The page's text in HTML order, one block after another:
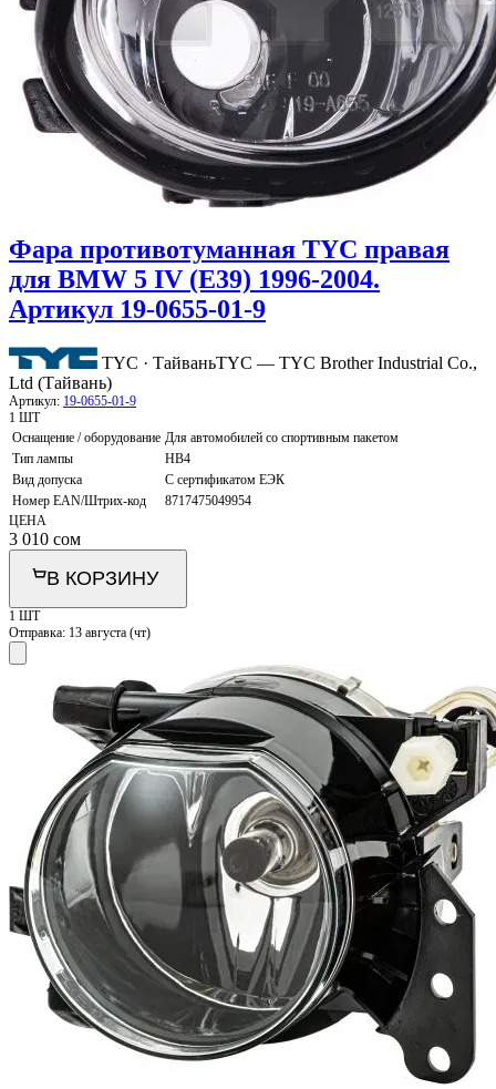
Фара противотуманная TYC правая
для BMW 5 IV (E39) 1996-2004.
Артикул 19-0655-01-9
TYC · ТайваньTYC — TYC Brother Industrial Co.,
Ltd (Тайвань)
Артикул: 19-0655-01-9
1 ШТ
Оснащение / оборудование Для автомобилей со спортивным пакетом
Тип лампы
HB4
Вид допуска
C сертификатом ЕЭК
Номер EAN/Штрих-код
8717475049954
ЦЕНА
3 010 сом
В КОРЗИНУ
1 ШТ
Отправка: 13 августа (чт)